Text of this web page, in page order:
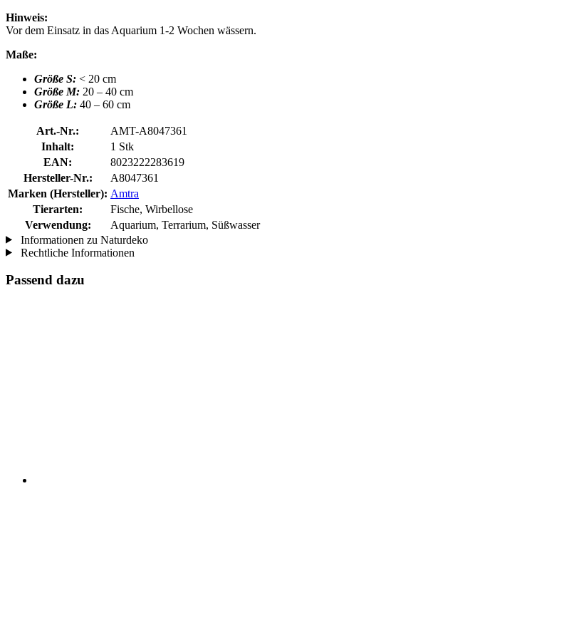
Hinweis:
Vor dem Einsatz in das Aquarium 1-2 Wochen wässern.
Maße:
Größe S: < 20 cm
Größe M: 20 – 40 cm
Größe L: 40 – 60 cm
Art.-Nr.:
AMT-A8047361
Inhalt:
1 Stk
EAN:
8023222283619
Hersteller-Nr.:
A8047361
Marken (Hersteller): Amtra
Tierarten:
Fische, Wirbellose
Verwendung:
Aquarium, Terrarium, Süßwasser
Informationen zu Naturdeko
Rechtliche Informationen
Passend dazu